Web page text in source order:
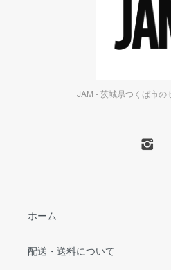
JAM - 茨城県つくば市の
ホーム
配送・送料について